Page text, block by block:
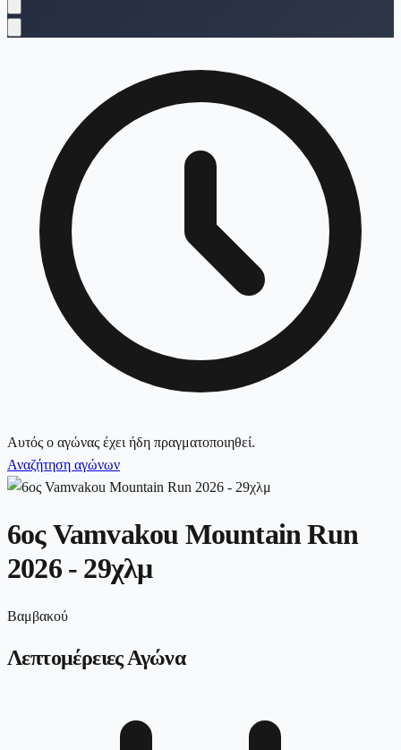
Αυτός ο αγώνας έχει ήδη πραγματοποιηθεί.
Αναζήτηση αγώνων
6ος Vamvakou Mountain Run
2026 - 29χλμ
Βαμβακού
Λεπτομέρειες Αγώνα